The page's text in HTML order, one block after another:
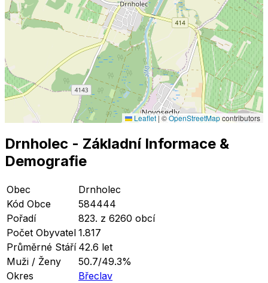
Leaflet|©OpenStreetMapcontributors
Drnholec - Základní Informace &
Demografie
Obec
Drnholec
Kód Obce
584444
Pořadí
823. z 6260 obcí
Počet Obyvatel 1.817
Průměrné Stáří 42.6 let
Muži / Ženy
50.7/49.3%
Okres
Břeclav